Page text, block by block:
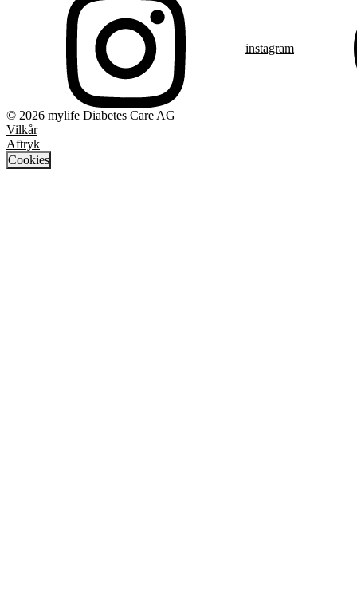
instagram
© 2026 mylife Diabetes Care AG
Vilkår
Aftryk
Cookies